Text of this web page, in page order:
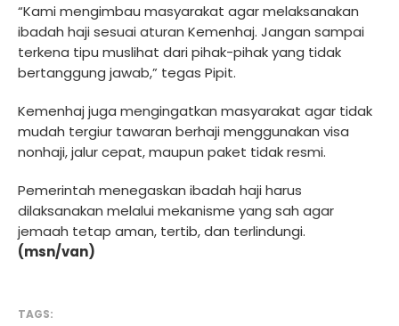
“Kami mengimbau masyarakat agar melaksanakan
ibadah haji sesuai aturan Kemenhaj. Jangan sampai
terkena tipu muslihat dari pihak-pihak yang tidak
bertanggung jawab,” tegas Pipit.
Kemenhaj juga mengingatkan masyarakat agar tidak
mudah tergiur tawaran berhaji menggunakan visa
nonhaji, jalur cepat, maupun paket tidak resmi.
Pemerintah menegaskan ibadah haji harus
dilaksanakan melalui mekanisme yang sah agar
jemaah tetap aman, tertib, dan terlindungi.
(msn/van)
TAGS: